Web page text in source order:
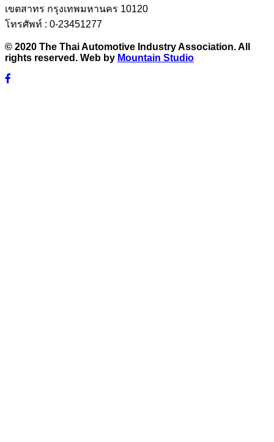
เขตสาทร กรุงเทพมหานคร 10120
โทรศัพท์ : 0-23451277
© 2020 The Thai Automotive Industry Association. All
rights reserved. Web by Mountain Studio